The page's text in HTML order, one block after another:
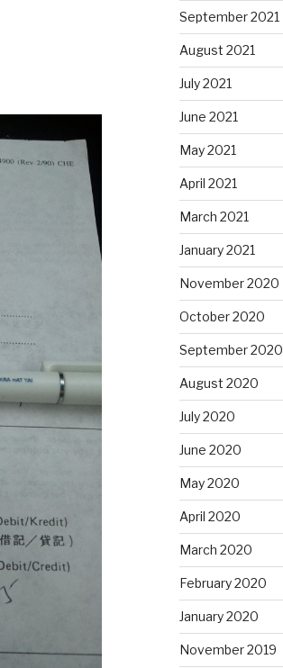
September 2021
August 2021
July 2021
June 2021
May 2021
April 2021
March 2021
January 2021
November 2020
October 2020
September 2020
August 2020
July 2020
June 2020
May 2020
April 2020
March 2020
February 2020
January 2020
November 2019